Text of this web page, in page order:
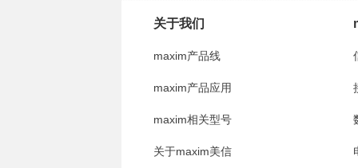
关于我们
maxim产品线
maxim产品应用
maxim相关型号
关于maxim美信